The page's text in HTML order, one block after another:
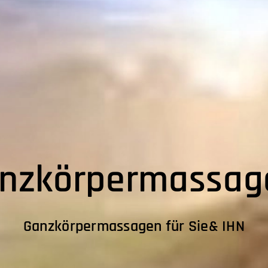
Ganzkörpermassagen für Sie& IHN